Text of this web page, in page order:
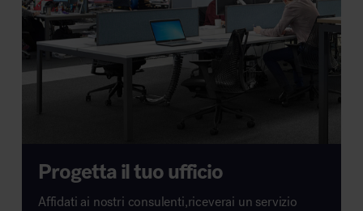
Progetta il tuo ufficio
Affidati ai nostri consulenti,riceverai un servizio